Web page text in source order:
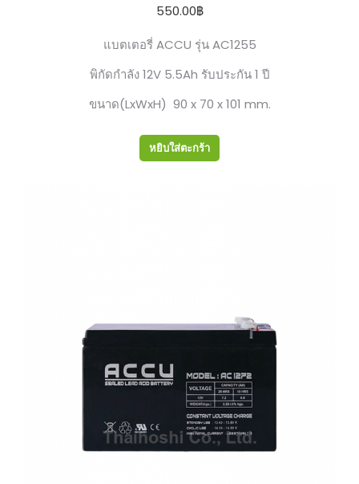
550.00฿
แบตเตอรี่ ACCU รุ่น AC1255
พิกัดกำลัง 12V 5.5Ah รับประกัน 1 ปี
ขนาด(LxWxH) 90 x 70 x 101 mm.
หยิบใส่ตะกร้า